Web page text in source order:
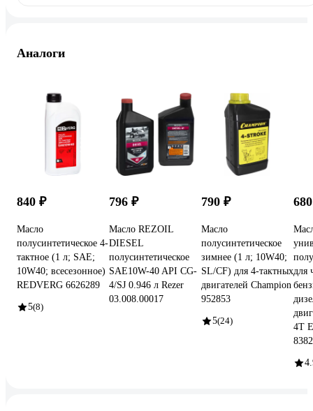
Аналоги
840 ₽
Масло
полусинтетическое 4-
тактное (1 л; SAE;
10W40; всесезонное)
REDVERG 6626289
5(8)
796 ₽
Масло REZOIL
DIESEL
полусинтетическое
SAE10W-40 API CG-
4/SJ 0.946 л Rezer
03.008.00017
790 ₽
Масло
полусинтетическое
зимнее (1 л; 10W40;
SL/CF) для 4-тактных
двигателей Champion
952853
5(24)
для
4Т